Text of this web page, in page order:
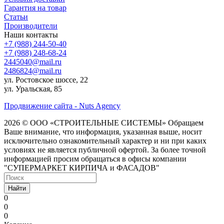
Гарантия на товар
Статьи
Производители
Наши контакты
+7 (988) 244-50-40
+7 (988) 248-68-24
2445040@mail.ru
2486824@mail.ru
ул. Ростовское шоссе, 22
ул. Уральская, 85
Продвижение сайта - Nuts Agency
2026 © ООО «СТРОИТЕЛЬНЫЕ СИСТЕМЫ» Обращаем
Ваше внимание, что информация, указанная выше, носит
исключительно ознакомительный характер и ни при каких
условиях не является публичной офертой. За более точной
информацией просим обращаться в офисы компании
"СУПЕРМАРКЕТ КИРПИЧА и ФАСАДОВ"
Найти
0
0
0